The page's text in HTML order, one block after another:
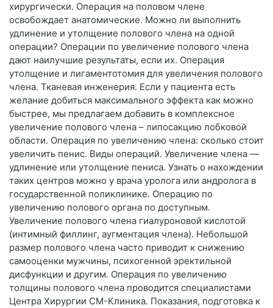
хирургически. Операция на половом члене
освобождает анатомические. Можно ли выполнить
удлинение и утолщение полового члена на одной
операции? Операции по увеличение полового члена
дают наилучшие результаты, если их. Операция
утолщение и лигаментотомия для увеличения полового
члена. Тканевая инженерия. Если у пациента есть
желание добиться максимального эффекта как можно
быстрее, мы предлагаем добавить в комплексное
увеличение полового члена – липосакцию лобковой
области. Операция по увеличению члена: сколько стоит
увеличить пенис. Виды операций. Увеличение члена —
удлинение или утолщение пениса. Узнать о нахождении
таких центров можно у врача уролога или андролога в
государственной поликлинике. Операцию по
увеличению полового органа по доступным.
Увеличение полового члена гиалуроновой кислотой
(интимный филлинг, аугментация члена). Небольшой
размер полового члена часто приводит к снижению
самооценки мужчины, психогенной эректильной
дисфункции и другим. Операция по увеличению
толщины полового члена проводится специалистами
Центра Хирургии СМ-Клиника. Показания, подготовка к